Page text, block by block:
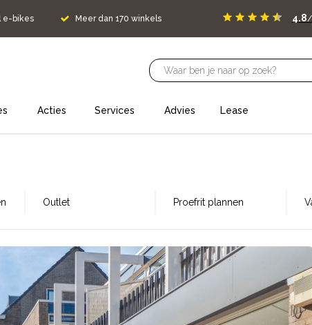
e-bikes Meer dan 170 winkels 4.8/
Acties Services Advies Lease
Outlet Proefrit plannen